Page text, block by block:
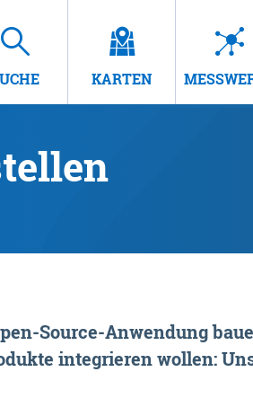
KARTEN
Source-Anwendung
integrieren wollen: